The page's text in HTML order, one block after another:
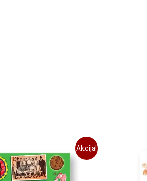
Akcija!